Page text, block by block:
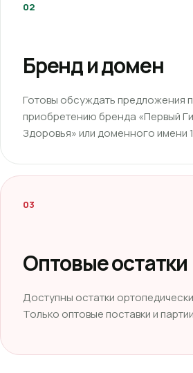
02
Бренд и домен
Готовы обсуждать предложения
приобретению бренда «Первый
Здоровья» или доменного имени
03
Оптовые остатки
Доступны остатки
Только оптовые поставки и